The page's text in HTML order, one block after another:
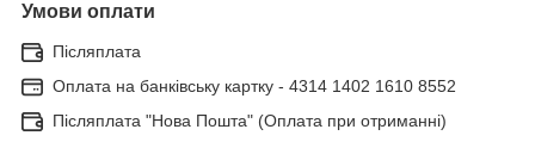
Умови оплати
Післяплата
Оплата на банківську картку - 4314 1402 1610 8552
Післяплата "Нова Пошта" (Оплата при отриманні)